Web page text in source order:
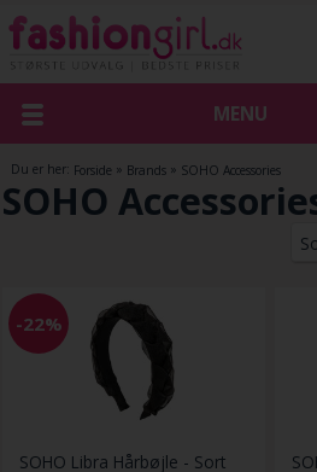
MENU
Du er her: Forside » Brands » SOHO Accessories
SOHO
-22%
SOHO Libra Hårbøjle - Sort